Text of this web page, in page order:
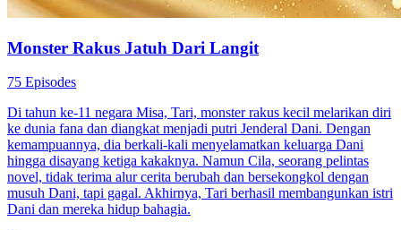
Monster Rakus Jatuh Dari Langit
75 Episodes
Di tahun ke-11 negara Misa, Tari, monster rakus kecil melarikan diri
ke dunia fana dan diangkat menjadi putri Jenderal Dani. Dengan
kemampuannya, dia berkali-kali menyelamatkan keluarga Dani
hingga disayang ketiga kakaknya. Namun Cila, seorang pelintas
novel, tidak terima alur cerita berubah dan bersekongkol dengan
musuh Dani, tapi gagal. Akhirnya, Tari berhasil membangunkan istri
Dani dan mereka hidup bahagia.